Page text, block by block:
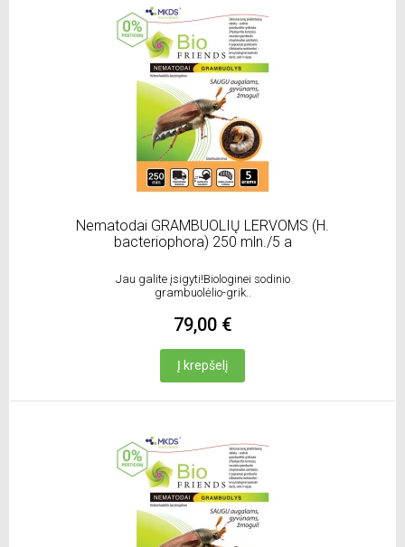
Nematodai GRAMBUOLIŲ LERVOMS (H.
bacteriophora) 250 mln./5 a
Jau galite įsigyti!Biologinei sodinio
grambuolėlio-grik..
79,00 €
Į krepšelį